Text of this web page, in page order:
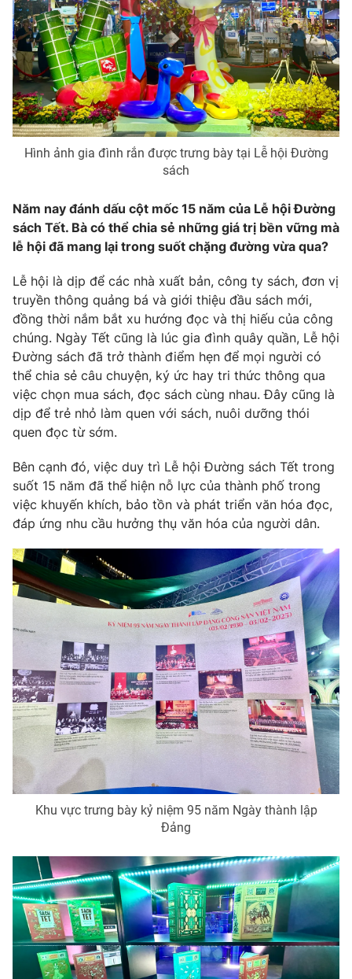
Ðiện thoại Thời báo VTV:024.66 897 897
Email:toasoan@vtv.vn
Liên hệ quảng cáo:024-7300.7108
® Cấm sao chép dưới mọi hình thức nếu không có sự chấp
thuận bằng văn bản. Ghi rõ nguồn VTV.vn khi phát hành lại
thông tin từ website này.
Hình ảnh gia đình rắn được trưng bày tại Lễ hội Đường
sách
Năm nay đánh dấu cột mốc 15 năm của Lễ hội Đường
sách Tết. Bà có thể chia sẻ những giá trị bền vững mà
lễ hội đã mang lại trong suốt chặng đường vừa qua?
Lễ hội là dịp để các nhà xuất bản, công ty sách, đơn vị
truyền thông quảng bá và giới thiệu đầu sách mới,
đồng thời nắm bắt xu hướng đọc và thị hiếu của công
chúng. Ngày Tết cũng là lúc gia đình quây quần, Lễ hội
Đường sách đã trở thành điểm hẹn để mọi người có
thể chia sẻ câu chuyện, ký ức hay tri thức thông qua
việc chọn mua sách, đọc sách cùng nhau. Đây cũng là
dịp để trẻ nhỏ làm quen với sách, nuôi dưỡng thói
quen đọc từ sớm.
Bên cạnh đó, việc duy trì Lễ hội Đường sách Tết trong
suốt 15 năm đã thể hiện nỗ lực của thành phố trong
việc khuyến khích, bảo tồn và phát triển văn hóa đọc,
đáp ứng nhu cầu hưởng thụ văn hóa của người dân.
Khu vực trưng bày kỷ niệm 95 năm Ngày thành lập
Đảng